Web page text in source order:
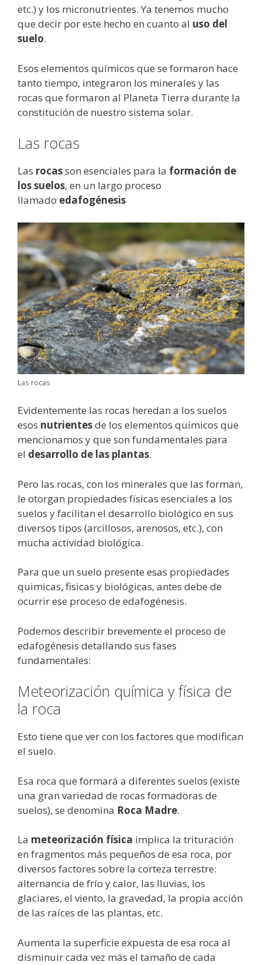
etc.) y los micronutrientes. Ya tenemos mucho
que decir por este hecho en cuanto al uso del
suelo.
Esos elementos químicos que se formaron hace
tanto tiempo, integraron los minerales y las
rocas que formaron al Planeta Tierra durante la
constitución de nuestro sistema solar.
Las rocas
Las rocasson esenciales para la formación de
los suelos, en un largo proceso
llamado edafogénesis
Las rocas
Evidentemente las rocas heredan a los suelos
esos nutrientesde los elementos químicos que
mencionamos y que son fundamentales para
el desarrollo de las plantas.
Pero las rocas, con los minerales que las forman,
le otorgan propiedades físicas esenciales a los
suelos y facilitan el desarrollo biológico en sus
diversos tipos (arcillosos, arenosos, etc.), con
mucha actividad biológica.
Para que un suelo presente esas propiedades
quimicas, fisicas y biológicas, antes debe de
ocurrir ese proceso de edafogénesis.
Podemos describir brevemente el proceso de
edafogénesis detallando sus fases
fundamentales:
Meteorización química y física de
la roca
Esto tiene que ver con los factores que modifican
el suelo.
Esa roca que formará a diferentes suelos (existe
una gran variedad de rocas formadoras de
suelos), se denomina Roca Madre.
La meteorización física implica la trituración
en fragmentos más pequeños de esa roca, por
diversos factores sobre la corteza terrestre:
alternancia de frío y calor, las lluvias, los
glaciares, el viento, la gravedad, la propia acción
de las raíces de las plantas, etc.
Aumenta la superficie expuesta de esa roca al
disminuir cada vez más el tamaño de cada